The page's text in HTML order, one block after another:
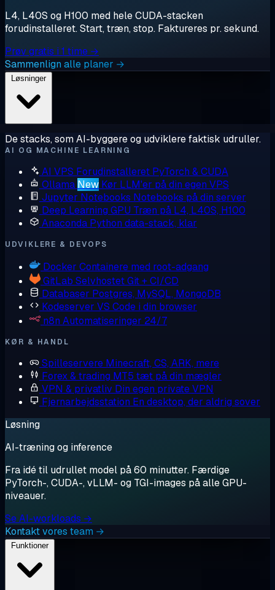
L4, L40S og H100 med hele CUDA-stacken
forudinstalleret. Start, træn, stop. Faktureres pr. sekund.
Prøv gratis i 1 time →
Sammenlign alle planer →
Løsninger
De stacks, som AI-byggere og udviklere faktisk udruller.
AI OG MACHINE LEARNING
AI VPS Forudinstalleret PyTorch & CUDA
Ollama New Kør LLM'er på din egen VPS
Jupyter Notebooks Notebooks på din server
Deep Learning GPU Træn på L4, L40S, H100
Anaconda Python data-stack, klar
UDVIKLERE & DEVOPS
Docker Containere med root-adgang
GitLab Selvhostet Git + CI/CD
Databaser Postgres, MySQL, MongoDB
Kodeserver VS Code i din browser
n8n Automatiseringer 24/7
KØR & HANDL
Spilleservere Minecraft, CS, ARK, mere
Forex & trading MT5 tæt på din mægler
VPN & privatliv Din egen private VPN
Fjernarbejdsstation En desktop, der aldrig sover
Løsning
AI-træning og inference
Fra idé til udrullet model på 60 minutter. Færdige
PyTorch-, CUDA-, vLLM- og TGI-images på alle GPU-
niveauer.
Se AI-workloads →
Kontakt vores team →
Funktioner